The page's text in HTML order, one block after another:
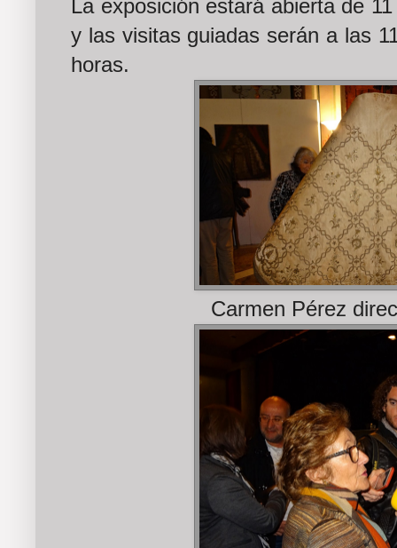
La exposición estará abierta de
y las visitas guiadas serán a las
horas.
Carmen Pérez